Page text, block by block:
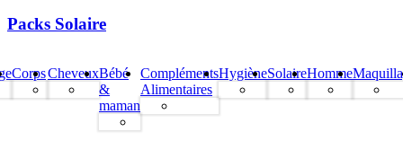
Packs Solaire
CorpsCheveuxBébé
&
maman
Compléments
Alimentaires
HygièneSolaireHomme